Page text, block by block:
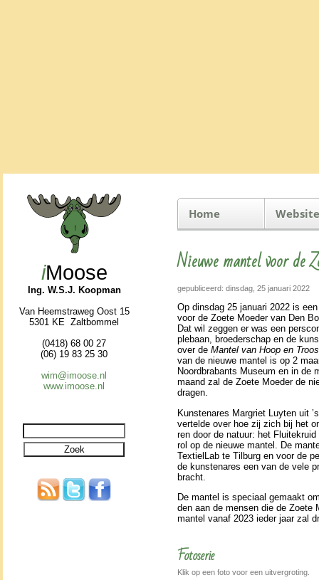
iMoose
Ing. W.S.J. Koopman
Van Heemstraweg Oost 15
5301 KE Zaltbommel
(0418) 68 00 27
(06) 19 83 25 30
wim@imoose.nl
www.imoose.nl
Home
Nieuwe mantel voor de
gepubliceerd: dinsdag, 25 januari 2022
Op dins­dag 25 januari 2022 is
voor de Zoete Moeder van Den
Dat wil zeggen er was een
ple­baan, broe­der­schap en de
over de Mantel van Hoop en
van de nieuwe man­tel is op 2
Noordbrabants Museum en in de
maand zal de Zoete Moeder de
dragen.
Kunstenares Margriet Luyten uit
ver­telde over hoe zij zich bij het
ren door de natuur: het
rol op de nieuwe man­tel. De
TextielLab te Tilburg en voor de
de kunstenares een van de vele
bracht.
De man­tel is speciaal gemaakt
den aan de mensen die de Zoete
man­tel vanaf 2023 ieder jaar zal
Fotoserie
Klik op een foto voor een uitvergroting.